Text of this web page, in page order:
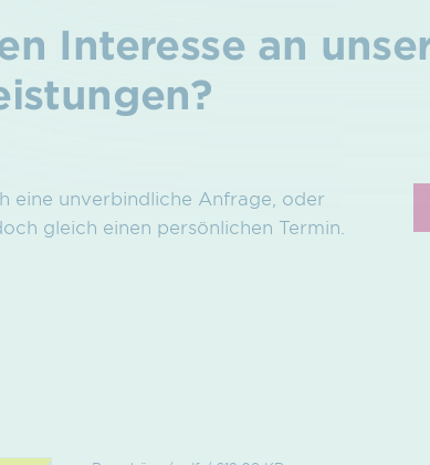
Interesse an
eine unverbindliche Anfrage, oder
gleich einen persönlichen Termin.